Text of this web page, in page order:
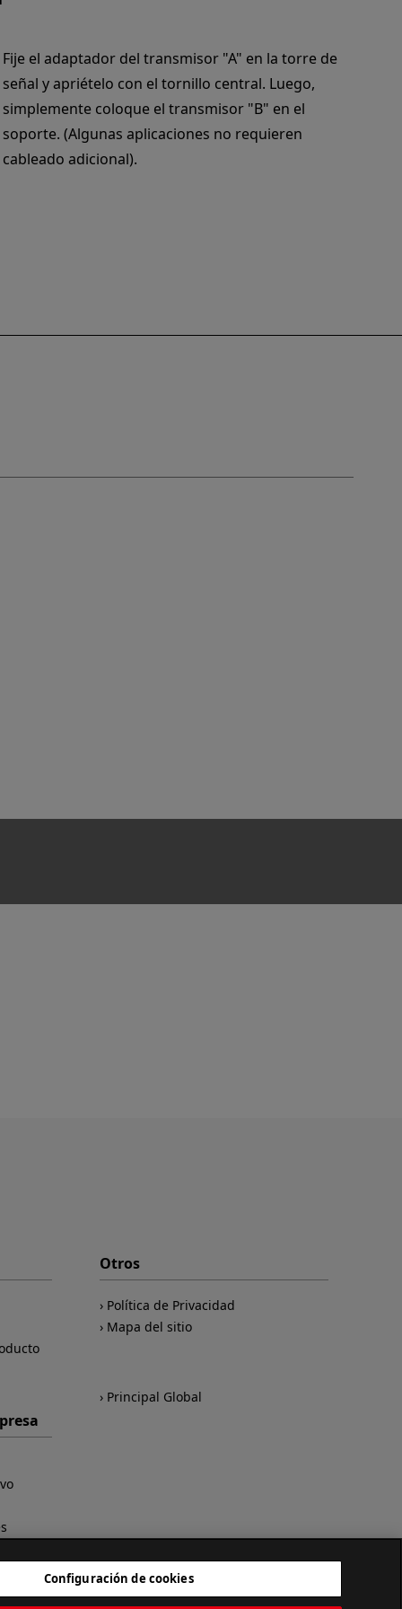
Fije el adaptador del transmisor "A" en la torre de
señal y apriételo con el tornillo central. Luego,
simplemente coloque el transmisor "B" en el
soporte. (Algunas aplicaciones no requieren
cableado adicional).
Otros
Política de Privacidad
Mapa del sitio
Principal Global
Configuración de cookies